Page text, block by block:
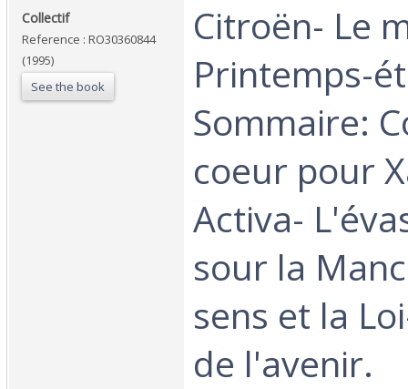
‎Collectif‎
Reference : RO30360844
(1995)
See the book
‎Citroën- Le
Printemps-
Sommaire:
coeur pour
Activa-
sour la
sens et la
de l'avenir.‎